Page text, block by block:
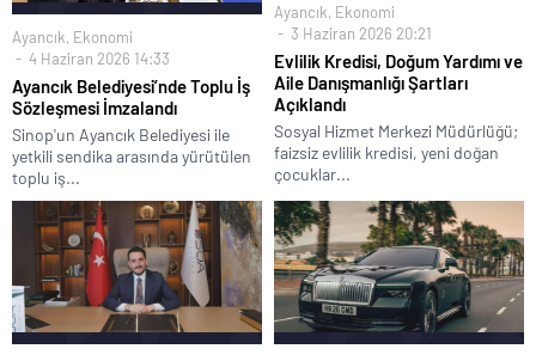
Ayancık, Ekonomi
4 Haziran 2026 14:33
Ayancık Belediyesi’nde Toplu İş
Sözleşmesi İmzalandı
Sinop'un Ayancık Belediyesi ile
yetkili sendika arasında yürütülen
toplu iş...
Ayancık, Ekonomi
3 Haziran 2026 20:21
Evlilik Kredisi, Doğum Yardımı ve
Aile Danışmanlığı Şartları
Açıklandı
Sosyal Hizmet Merkezi Müdürlüğü;
faizsiz evlilik kredisi, yeni doğan
çocuklar...